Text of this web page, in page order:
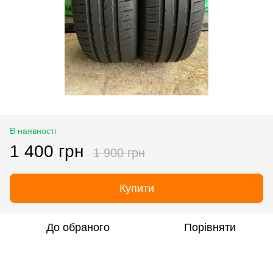
В наявності
1 400 грн 1 900 грн
Купити
До обраного Порівняти